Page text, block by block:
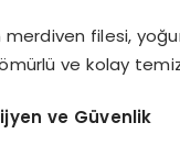
filesi,
ve kolay
ve Güvenlik